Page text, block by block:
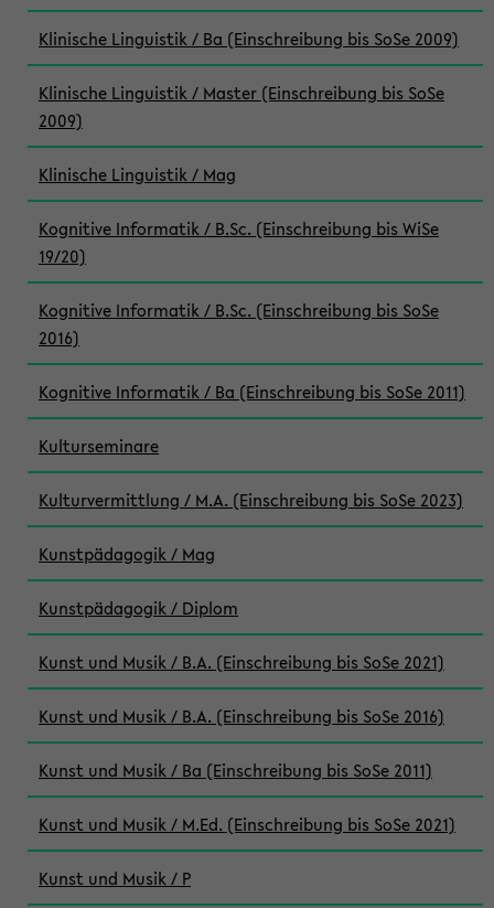
Klinische Linguistik / Ba (Einschreibung bis SoSe 2009)
Klinische Linguistik / Master (Einschreibung bis SoSe
2009)
Klinische Linguistik / Mag
Kognitive Informatik / B.Sc. (Einschreibung bis WiSe
19/20)
Kognitive Informatik / B.Sc. (Einschreibung bis SoSe
2016)
Kognitive Informatik / Ba (Einschreibung bis SoSe 2011)
Kulturseminare
Kulturvermittlung / M.A. (Einschreibung bis SoSe 2023)
Kunstpädagogik / Mag
Kunstpädagogik / Diplom
Kunst und Musik / B.A. (Einschreibung bis SoSe 2021)
Kunst und Musik / B.A. (Einschreibung bis SoSe 2016)
Kunst und Musik / Ba (Einschreibung bis SoSe 2011)
Kunst und Musik / M.Ed. (Einschreibung bis SoSe 2021)
Kunst und Musik / P